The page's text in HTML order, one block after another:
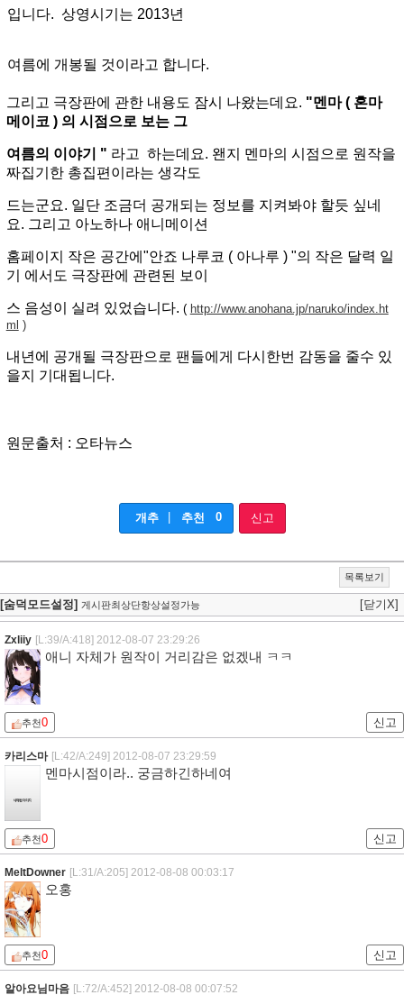
입니다. 상영시기는 2013년
여름에 개봉될 것이라고 합니다.
그리고 극장판에 관한 내용도 잠시 나왔는데요. "멘마 ( 혼마
메이코 ) 의 시점으로 보는 그
여름의 이야기 " 라고 하는데요. 왠지 멘마의 시점으로 원작을
짜집기한 총집편이라는 생각도
드는군요. 일단 조금더 공개되는 정보를 지켜봐야 할듯 싶네
요. 그리고 아노하나 애니메이션
홈페이지 작은 공간에 "안죠 나루코 ( 아나루 ) "의 작은 달력 일
기 에서도 극장판에 관련된 보이
스 음성이 실려 있었습니다. ( http://www.anohana.jp/naruko/index.ht
ml )
내년에 공개될 극장판으로 팬들에게 다시한번 감동을 줄수 있
을지 기대됩니다.
원문출처 : 오타뉴스
개추 추천 0 신고
목록보기
[숨덕모드설정] 게시판최상단항상설정가능 [닫기X]
Zxliiy [L:39/A:418] 2012-08-07 23:29:26
애니 자체가 원작이 거리감은 없겠내 ㅋㅋ
추천0 신고
카리스마 [L:42/A:249] 2012-08-07 23:29:59
멘마시점이라.. 궁금하긴하네여
추천0 신고
MeltDowner [L:31/A:205] 2012-08-08 00:03:17
오홍
추천0 신고
알아요님마음 [L:72/A:452] 2012-08-08 00:07:52